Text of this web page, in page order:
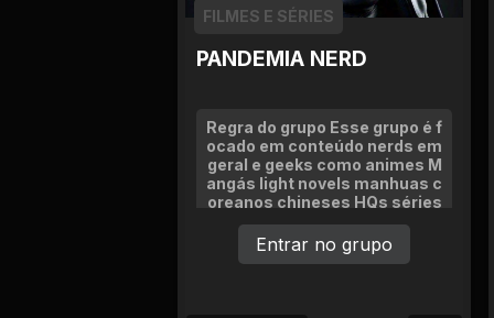
PANDEMIA NERD
FILMES E SÉRIES
Regra do grupo Esse grupo é f
ocado em conteúdo nerds em
geral e geeks como animes M
angás light novels manhuas c
oreanos chineses HQs séries
e entre outros.
Entrar no grupo